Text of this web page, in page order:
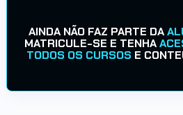
AINDA NÃO FAZ PARTE DA
MATRICULE-SE E TENHA
TODOS OS CURSOS E